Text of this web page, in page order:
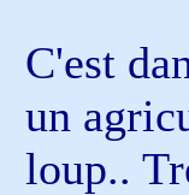
C'est
un
loup..